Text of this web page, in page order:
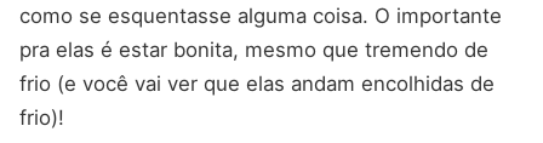
como se esquentasse alguma coisa. O importante
pra elas é estar bonita, mesmo que tremendo de
frio (e você vai ver que elas andam encolhidas de
frio)!